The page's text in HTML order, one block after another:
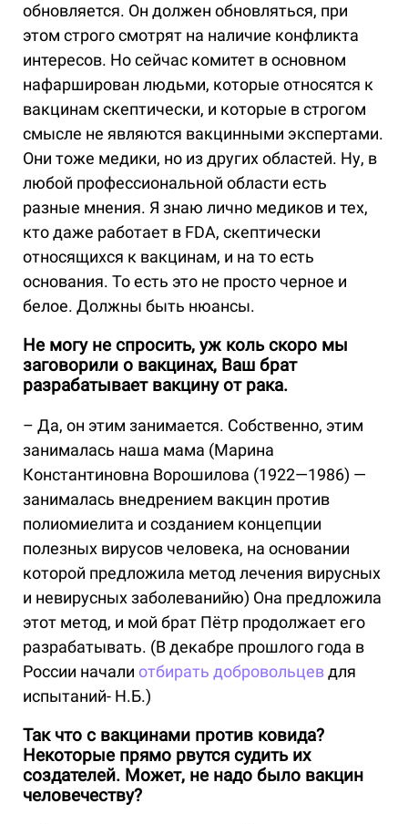
обновляется. Он должен обновляться, при
этом строго смотрят на наличие конфликта
интересов. Но сейчас комитет в основном
нафарширован людьми, которые относятся к
вакцинам скептически, и которые в строгом
смысле не являются вакцинными экспертами.
Они тоже медики, но из других областей. Ну, в
любой профессиональной области есть
разные мнения. Я знаю лично медиков и тех,
кто даже работает в FDA, скептически
относящихся к вакцинам, и на то есть
основания. То есть это не просто черное и
белое. Должны быть нюансы.
Не могу не спросить, уж коль скоро мы
заговорили о вакцинах, Ваш брат
разрабатывает вакцину от рака.
– Да, он этим занимается. Собственно, этим
занималась наша мама (Марина
Константиновна Ворошилова (1922—1986) —
занималась внедрением вакцин против
полиомиелита и созданием концепции
полезных вирусов человека, на основании
которой предложила метод лечения вирусных
и невирусных заболеванийю) Она предложила
этот метод, и мой брат Пётр продолжает его
разрабатывать. (В декабре прошлого года в
России начали отбирать добровольцевдля
испытаний- Н.Б.)
Так что с вакцинами против ковида?
Некоторые прямо рвутся судить их
создателей. Может, не надо было вакцин
человечеству?